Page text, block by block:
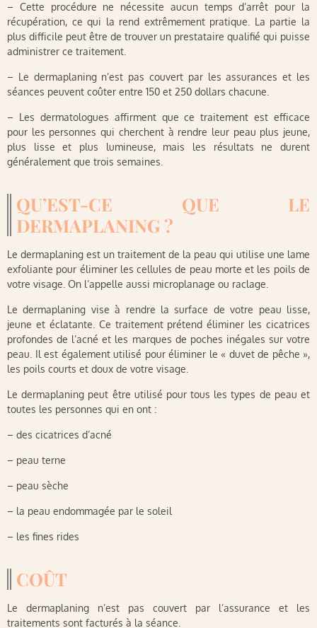
– Cette procédure ne nécessite aucun temps d’arrêt pour la
récupération, ce qui la rend extrêmement pratique. La partie la
plus difficile peut être de trouver un prestataire qualifié qui puisse
administrer ce traitement.
– Le dermaplaning n’est pas couvert par les assurances et les
séances peuvent coûter entre 150 et 250 dollars chacune.
– Les dermatologues affirment que ce traitement est efficace
pour les personnes qui cherchent à rendre leur peau plus jeune,
plus lisse et plus lumineuse, mais les résultats ne durent
généralement que trois semaines.
QU’EST-CE QUE LE
DERMAPLANING ?
Le dermaplaning est un traitement de la peau qui utilise une lame
exfoliante pour éliminer les cellules de peau morte et les poils de
votre visage. On l’appelle aussi microplanage ou raclage.
Le dermaplaning vise à rendre la surface de votre peau lisse,
jeune et éclatante. Ce traitement prétend éliminer les cicatrices
profondes de l’acné et les marques de poches inégales sur votre
peau. Il est également utilisé pour éliminer le « duvet de pêche »,
les poils courts et doux de votre visage.
Le dermaplaning peut être utilisé pour tous les types de peau et
toutes les personnes qui en ont :
– des cicatrices d’acné
– peau terne
– peau sèche
– la peau endommagée par le soleil
– les fines rides
COÛT
Le dermaplaning n’est pas couvert par l’assurance et les
traitements sont facturés à la séance.